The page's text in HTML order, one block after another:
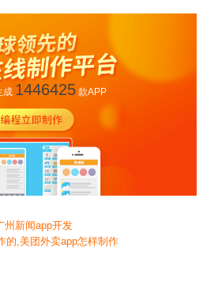
成 1446425款APP
州新闻app开发
的,美团外卖app怎样制作